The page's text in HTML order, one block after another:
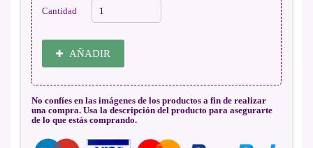
Cantidad
AÑADIR
No confíes en las imágenes de los productos a fin de realizar
una compra. Usa la descripción del producto para asegurarte
de lo que estás comprando.